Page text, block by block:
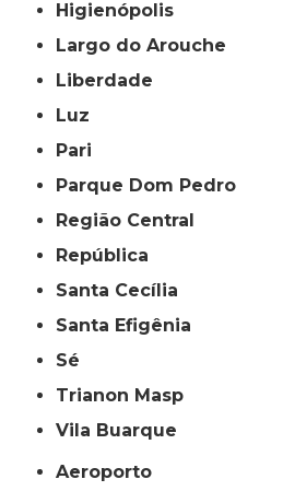
Higienópolis
Largo do Arouche
Liberdade
Luz
Pari
Parque Dom Pedro
Região Central
República
Santa Cecília
Santa Efigênia
Sé
Trianon Masp
Vila Buarque
Aeroporto